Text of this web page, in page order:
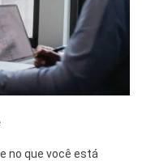
no que você está